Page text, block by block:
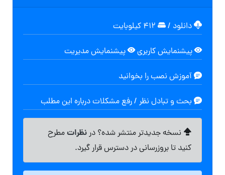
دانلود /
پیشنمایش کاربری پیشنمایش مدیریت
آموزش نصب را بخوانید
بحث و تبادل نظر / رفع مشکلات درباره این مطلب
نسخه جدیدتر منتشر شده؟ درنظراتمطرح
کنید تا بروزرسانی در دسترس قرار گیرد.